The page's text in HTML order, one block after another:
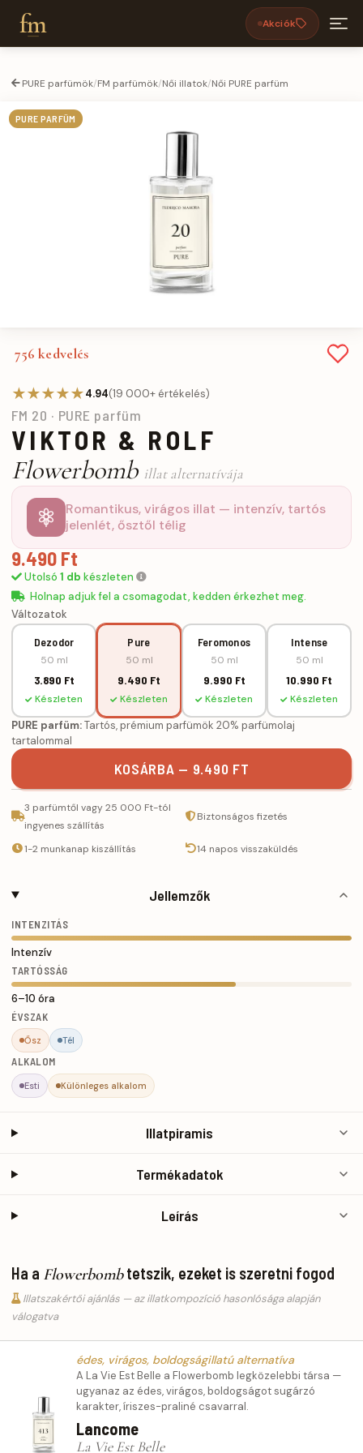
fm Akciók
PURE parfümök/FM parfümök/Női illatok/Női PURE parfüm
PURE PARFÜM
756 kedvelés
★★★★★4.94(19 000+ értékelés)
FM 20 · PURE parfüm
VIKTOR & ROLF
Flowerbomb illat alternatívája
Romantikus, virágos illat — intenzív, tartós
jelenlét, ősztől télig
9.490 Ft
Utolsó 1 db készleten
Holnap adjuk fel a csomagodat, kedden érkezhet meg.
Változatok
Dezodor
50 ml
3.890 Ft
Készleten
Pure
50 ml
9.490 Ft
Készleten
Feromonos
50 ml
9.990 Ft
Készleten
Intense
50 ml
10.990 Ft
Készleten
PURE parfüm:Tartós, prémium parfümök 20% parfümolaj
tartalommal
KOSÁRBA — 9.490 FT
3 parfümtől vagy 25 000 Ft-tól
ingyenes szállítás
Biztonságos fizetés
1-2 munkanap kiszállítás 14 napos visszaküldés
Jellemzők
INTENZITÁS
Intenzív
TARTÓSSÁG
6–10 óra
ÉVSZAK
Ősz Tél
ALKALOM
Esti Különleges alkalom
Illatpiramis
Termékadatok
Leírás
Ha a Flowerbombtetszik, ezeket is szeretni fogod
Illatszakértői ajánlás — az illatkompozíció hasonlósága alapján
válogatva
édes, virágos, boldogságillatú alternatíva
A La Vie Est Belle a Flowerbomb legközelebbi társa —
ugyanaz az édes, virágos, boldogságot sugárzó
karakter, íriszes-praliné csavarral.
Lancome
La Vie Est Belle